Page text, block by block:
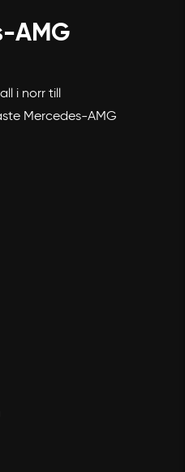
AMG
i norr till
Mercedes-AMG